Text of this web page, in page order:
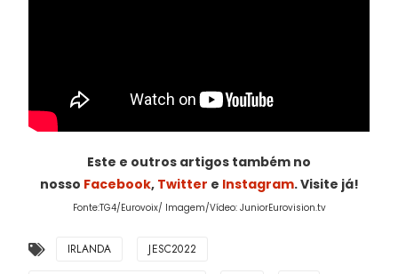
Este e outros artigos também no
nosso Facebook, Twitter e Instagram. Visite já!
Fonte:TG4/Eurovoix/ Imagem/Vídeo: JuniorEurovision.tv
IRLANDA JESC2022